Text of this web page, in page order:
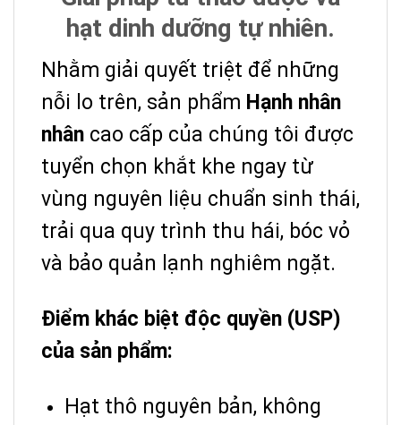
hạt dinh dưỡng tự nhiên.
Nhằm giải quyết triệt để những
nỗi lo trên, sản phẩm Hạnh nhân
nhân cao cấp của chúng tôi được
tuyển chọn khắt khe ngay từ
vùng nguyên liệu chuẩn sinh thái,
trải qua quy trình thu hái, bóc vỏ
và bảo quản lạnh nghiêm ngặt.
Điểm khác biệt độc quyền (USP)
của sản phẩm:
Hạt thô nguyên bản, không